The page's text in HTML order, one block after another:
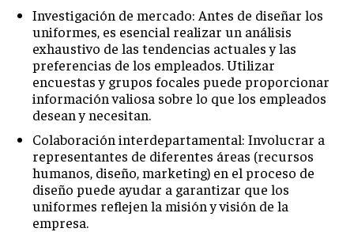
GOBIERNO CORPORATIVO
NEGOCIOS
ESTRATEGIAS DE NEGOCIOS
MARKETING B2B
MARKETING B2C
FRANQUICIAS
MARKETING DE INFLUENCERS
E-COMMERCE
Investigación de mercado: Antes de diseñar los
uniformes, es esencial realizar un análisis
exhaustivo de las tendencias actuales y las
preferencias de los empleados. Utilizar
encuestas y grupos focales puede proporcionar
información valiosa sobre lo que los empleados
desean y necesitan.
Colaboración interdepartamental: Involucrar a
representantes de diferentes áreas (recursos
humanos, diseño, marketing) en el proceso de
diseño puede ayudar a garantizar que los
uniformes reflejen la misión y visión de la
empresa.